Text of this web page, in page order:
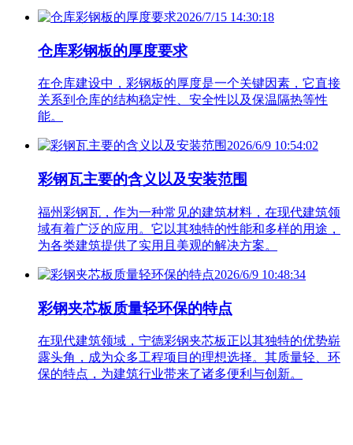
2026/7/15 14:30:18
仓库彩钢板的厚度要求
在仓库建设中，彩钢板的厚度是一个关键因素，它直接
关系到仓库的结构稳定性、安全性以及保温隔热等性
能。
2026/6/9 10:54:02
彩钢瓦主要的含义以及安装范围
福州彩钢瓦，作为一种常见的建筑材料，在现代建筑领
域有着广泛的应用。它以其独特的性能和多样的用途，
为各类建筑提供了实用且美观的解决方案。
2026/6/9 10:48:34
彩钢夹芯板质量轻环保的特点
在现代建筑领域，宁德彩钢夹芯板正以其独特的优势崭
露头角，成为众多工程项目的理想选择。其质量轻、环
保的特点，为建筑行业带来了诸多便利与创新。